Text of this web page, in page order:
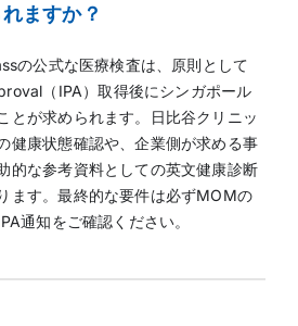
ますか？
の公式な医療検査は、原則として
（IPA）取得後にシンガポール
とが求められます。日比谷クリニッ
健康状態確認や、企業側が求める事
的な参考資料としての英文健康診断
ます。最終的な要件は必ずMOMの
通知をご確認ください。